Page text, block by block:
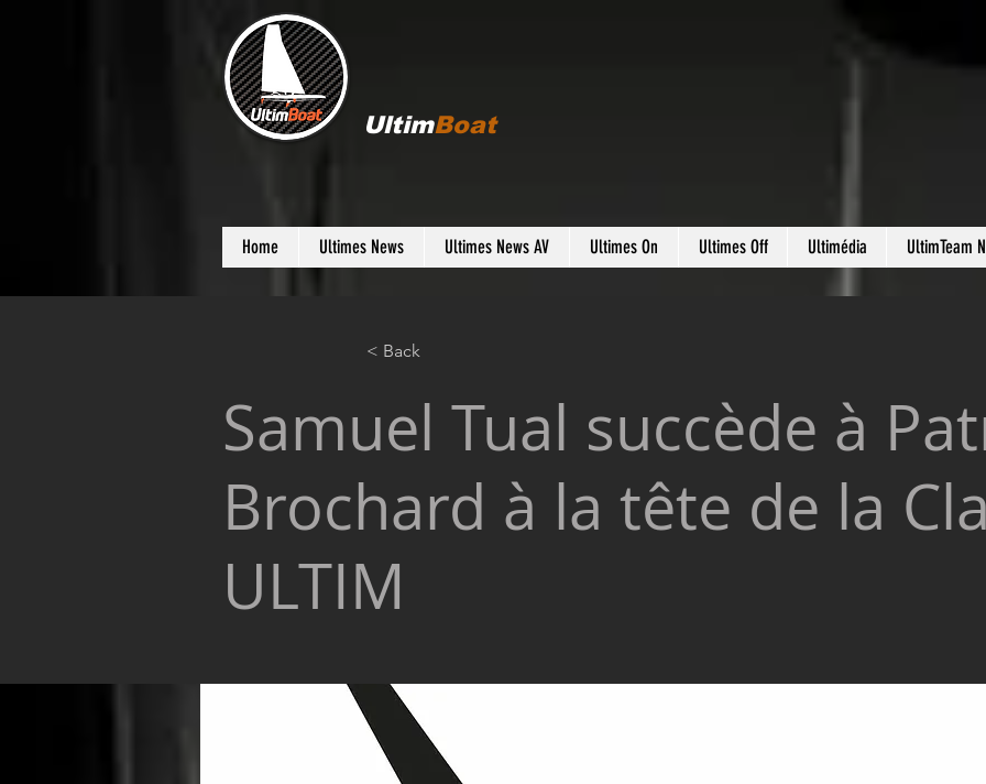
UltimBoat
Home Ultimes News Ultimes News AV Ultimes On Ultimes Off Ultimédia UltimTeam
< Back
Samuel Tual succède à
Brochard à la tête de la
ULTIM